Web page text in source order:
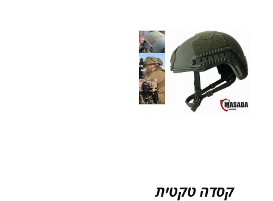
קסדה טקטית